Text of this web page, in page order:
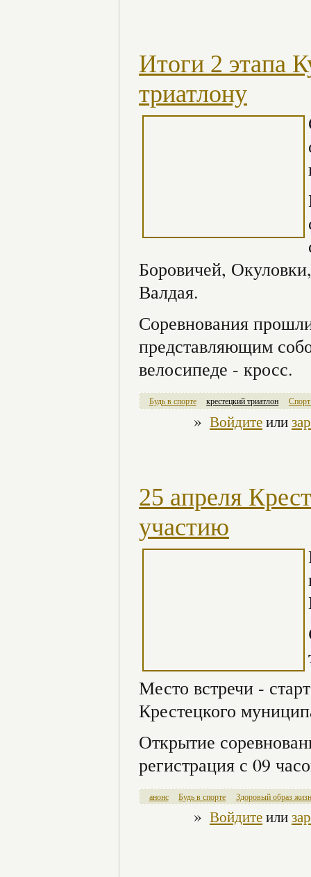
Итоги 2 этапа
триатлону
Боровичей,
Валдая.
Соревнования
представляющим
велосипеде - кросс.
Будь в спорте крестецкий триатлон
» Войдитеили
25 апреля
участию
Место встречи -
Крестецкого
Открытие
регистрация с 09
анонс Будь в спорте Здоровый образ
» Войдитеили